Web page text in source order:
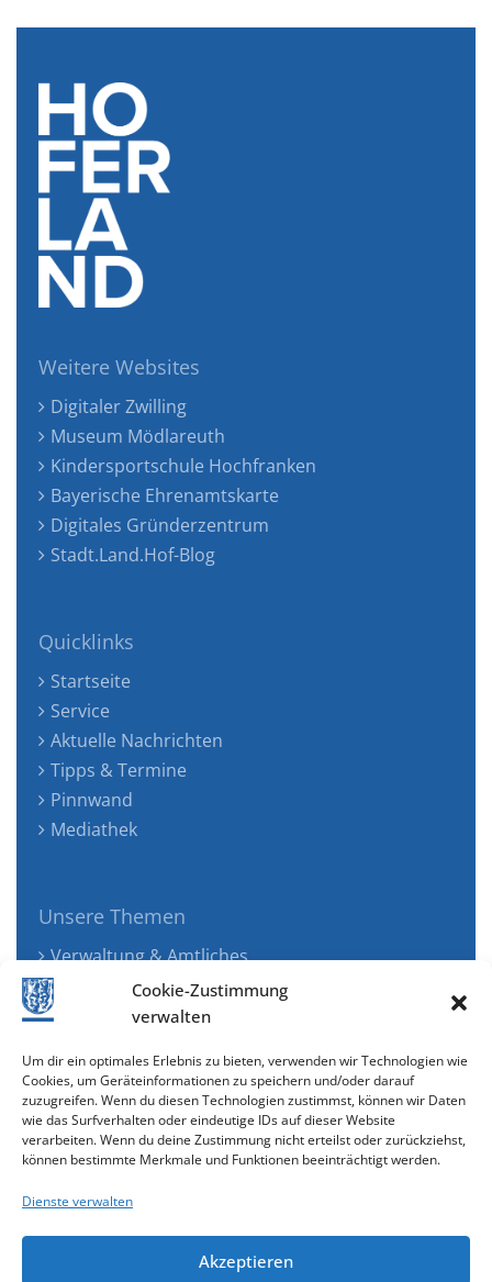
Cookie-Zustimmung
verwalten
Um dir ein optimales Erlebnis zu bieten, verwenden wir Technologien wie
Cookies, um Geräteinformationen zu speichern und/oder darauf
zuzugreifen. Wenn du diesen Technologien zustimmst, können wir Daten
wie das Surfverhalten oder eindeutige IDs auf dieser Website
verarbeiten. Wenn du deine Zustimmung nicht erteilst oder zurückziehst,
können bestimmte Merkmale und Funktionen beeinträchtigt werden.
Dienste verwalten
Akzeptieren
Weitere Websites
Digitaler Zwilling
Museum Mödlareuth
Kindersportschule Hochfranken
Bayerische Ehrenamtskarte
Digitales Gründerzentrum
Stadt.Land.Hof-Blog
Quicklinks
Startseite
Service
Aktuelle Nachrichten
Tipps & Termine
Pinnwand
Mediathek
Unsere Themen
Verwaltung & Amtliches
Jugend, Familie & Gesundheit
Tourismus, Freizeit & Ökologie
Wirtschaft & Verkehr
Senioren & Inklusion